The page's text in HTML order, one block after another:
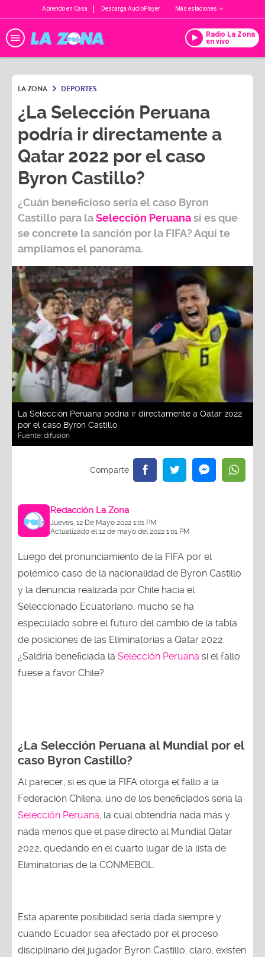
Aprendo en Casa Descarga AudioPlayer Más estaciones
Radio La Zona
en vivo
LA ZONA DEPORTES
¿La Selección Peruana
podría ir directamente a
Qatar 2022 por el caso
Byron Castillo?
¿Cuán beneficioso sería el caso Byron
Castillo para laSelección Peruanasi es que
se concrete la sanción por la FIFA? Aquí te
ampliamos el panorama.
La Selección Peruana podría ir directamente a Qatar 2022
por el caso Byron Castillo
Fuente: difusión
Redacción La Zona
Jueves, 12 De Mayo 2022 1:01 PM
Actualizado el 12 de mayo del 2022 1:01 PM
Luego del pronunciamiento de la FIFA por el
polémico caso de la nacionalidad de Byron Castillo
y la denuncia realizada por Chile hacia el
Seleccionado Ecuatoriano, mucho se ha
especulado sobre el futuro del cambio de la tabla
de posiciones de las Eliminatorias a Qatar 2022.
¿Saldría beneficiada la Selección Peruana si el fallo
fuese a favor Chile?
¿La Selección Peruana al Mundial por el
caso Byron Castillo?
Al parecer, si es que la FIFA otorga el fallo a la
Federación Chilena, uno de los beneficiados sería la
Selección Peruana , la cual obtendría nada más y
nada menos que el pase directo al Mundial Qatar
2022, quedando en el cuarto lugar de la lista de
Eliminatorias de la CONMEBOL.
Esta aparente posibilidad sería dada siempre y
cuando Ecuador sea afectado por el proceso
disciplinario del jugador Byron Castillo, claro, existen